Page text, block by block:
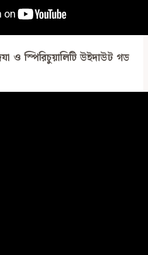
ও স্পিরিচুয়ালিটি উইদাউট গড